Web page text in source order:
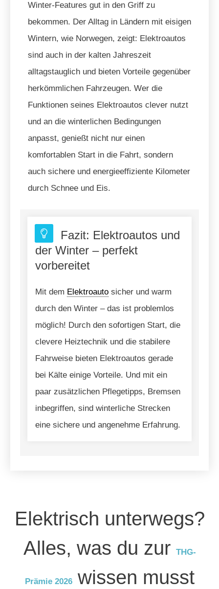
Winter-Features gut in den Griff zu
bekommen. Der Alltag in Ländern mit eisigen
Wintern, wie Norwegen, zeigt: Elektroautos
sind auch in der kalten Jahreszeit
alltagstauglich und bieten Vorteile gegenüber
herkömmlichen Fahrzeugen. Wer die
Funktionen seines Elektroautos clever nutzt
und an die winterlichen Bedingungen
anpasst, genießt nicht nur einen
komfortablen Start in die Fahrt, sondern
auch sichere und energieeffiziente Kilometer
durch Schnee und Eis.
Fazit: Elektroautos und
der Winter – perfekt
vorbereitet
Mit dem Elektroauto sicher und warm
durch den Winter – das ist problemlos
möglich! Durch den sofortigen Start, die
clevere Heiztechnik und die stabilere
Fahrweise bieten Elektroautos gerade
bei Kälte einige Vorteile. Und mit ein
paar zusätzlichen Pflegetipps, Bremsen
inbegriffen, sind winterliche Strecken
eine sichere und angenehme Erfahrung.
Elektrisch unterwegs?
Alles, was du zur THG-
Prämie 2026wissen musst